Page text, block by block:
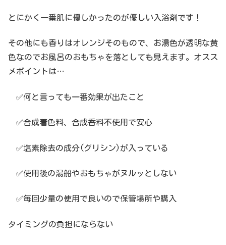
とにかく一番肌に優しかったのが優しい入浴剤です！
その他にも香りはオレンジそのもので、お湯色が透明な黄
色なのでお風呂のおもちゃを落としても見えます。オスス
メポイントは…
✅何と言っても一番効果が出たこと
✅合成着色料、合成香料不使用で安心
✅塩素除去の成分(グリシン)が入っている
✅使用後の湯船やおもちゃがヌルッとしない
✅毎回少量の使用で良いので保管場所や購入
タイミングの負担にならない